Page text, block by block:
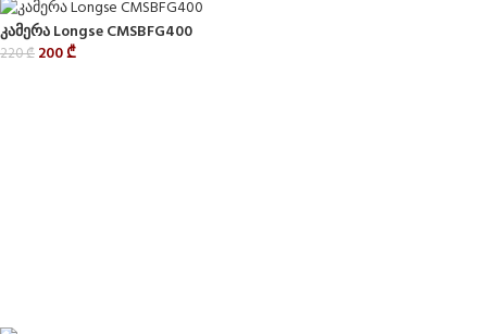
კამერა Longse CMSBFG400
220₾ 200₾